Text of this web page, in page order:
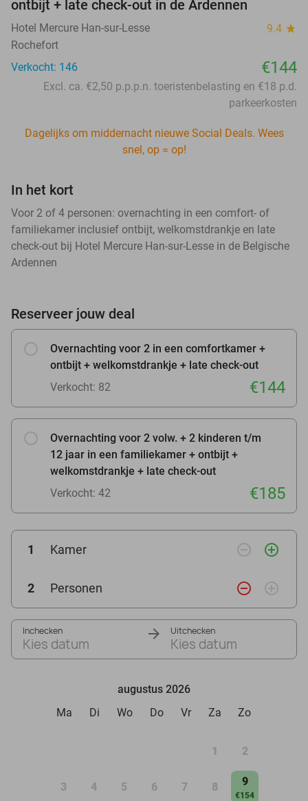
ontbijt + late check-out in de Ardennen
Hotel Mercure Han-sur-Lesse 9.4 star
Rochefort
Verkocht: 146
€144
Excl. ca. €2,50 p.p.p.n. toeristenbelasting en €18 p.d.
parkeerkosten
Dagelijks om middernacht nieuwe Social Deals. Wees
snel, op = op!
In het kort
Voor 2 of 4 personen: overnachting in een comfort- of
familiekamer inclusief ontbijt, welkomstdrankje en late
check-out bij Hotel Mercure Han-sur-Lesse in de Belgische
Ardennen
Reserveer jouw deal
Overnachting voor 2 in een comfortkamer +
ontbijt + welkomstdrankje + late check-out
Verkocht: 82
€144
Overnachting voor 2 volw. + 2 kinderen t/m
12 jaar in een familiekamer + ontbijt +
welkomstdrankje + late check-out
Verkocht: 42
€185
1 Kamer remove_circle_outline add_circle_outline
2 Personen remove_circle_outline add_circle_outline
Inchecken
Kies datum
Uitchecken
Kies datum
augustus 2026
Ma
Di Wo Do Vr Za Zo
1 2
3 4 5 6 7 8 9
€154